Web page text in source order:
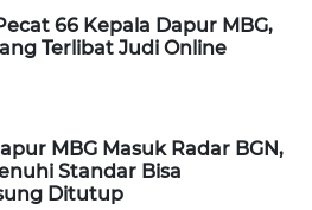
66 Kepala Dapur MBG,
Terlibat Judi Online
MBG Masuk Radar BGN,
Standar Bisa
Ditutup